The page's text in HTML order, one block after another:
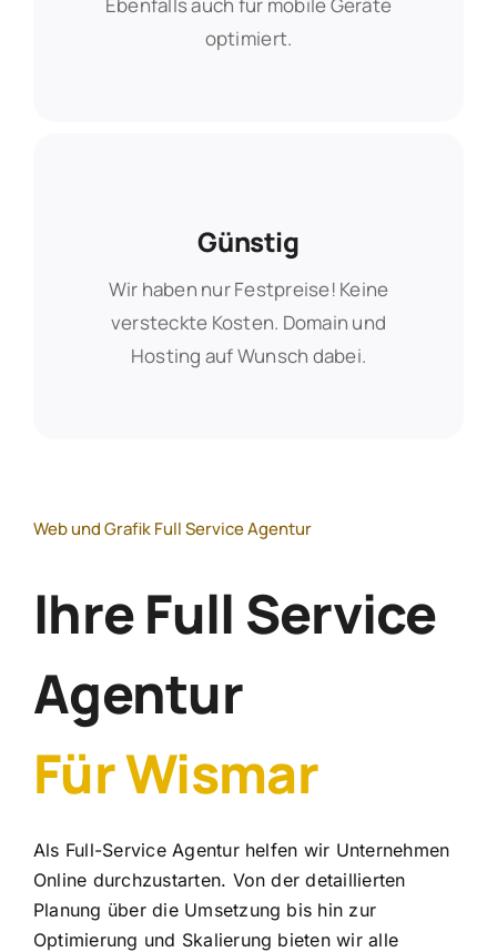
optimiert.
optimiert.
Günstig
Wir haben nur Festpreise! Keine
versteckte Kosten. Domain und
Hosting auf Wunsch dabei.
Günstig
Wir haben nur Festpreise! Keine
versteckte Kosten. Domain und
Hosting auf Wunsch dabei.
Web und Grafik Full Service Agentur
Ihre Full Service
Agentur
Für Wismar
Als Full-Service Agentur helfen wir Unternehmen
Online durchzustarten. Von der detaillierten
Planung über die Umsetzung bis hin zur
Optimierung und Skalierung bieten wir alle